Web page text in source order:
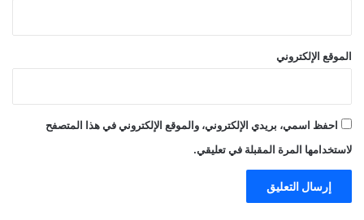
الموقع الإلكتروني
احفظ اسمي، بريدي الإلكتروني، والموقع الإلكتروني في هذا المتصفح
لاستخدامها المرة المقبلة في تعليقي.